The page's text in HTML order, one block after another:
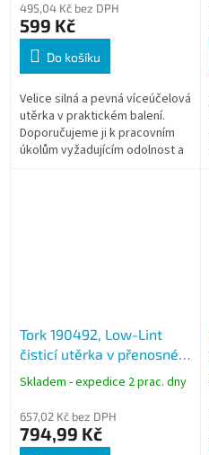
495,04 Kč bez DPH
599 Kč
Do košíku
Velice silná a pevná víceúčelová
utěrka v praktickém balení.
Doporučujeme ji k pracovním
úkolům vyžadujícím odolnost a
Tork 190492, Low-Lint
čisticí utěrka v přenosném
kbelíku, 200 útržků, W10
Skladem - expedice 2 prac. dny
657,02 Kč bez DPH
794,99 Kč